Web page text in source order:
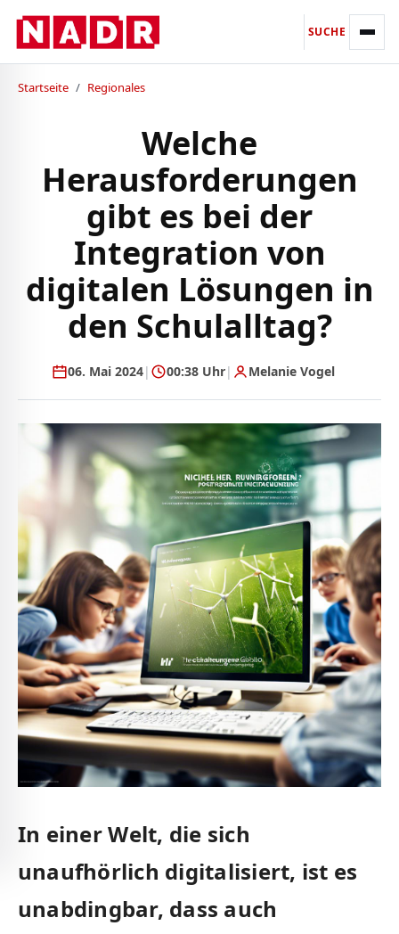
SUCHE
Startseite / Regionales
Welche
Herausforderungen
gibt es bei der
Integration von
digitalen Lösungen in
den Schulalltag?
06. Mai 2024| 00:38 Uhr| Melanie Vogel
In ‍einer ⁣Welt,‌ die sich
unaufhörlich digitalisiert, ist es
unabdingbar, dass auch‍